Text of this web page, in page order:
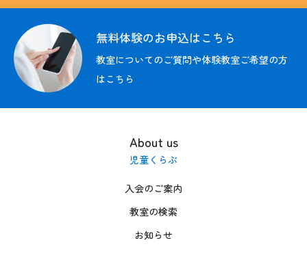
募集情報
お問い合わせ
FC加盟者募集中
無料体験のお申込はこちら
教室についてのご質問や体験教室ご希望の方
はこちら
About us
児童くらぶ
入会のご案内
教室の検索
お知らせ